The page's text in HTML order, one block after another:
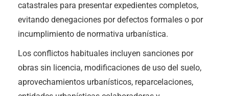
catastrales para presentar expedientes completos,
evitando denegaciones por defectos formales o por
incumplimiento de normativa urbanística.
Los conflictos habituales incluyen sanciones por
obras sin licencia, modificaciones de uso del suelo,
aprovechamientos urbanísticos, reparcelaciones,